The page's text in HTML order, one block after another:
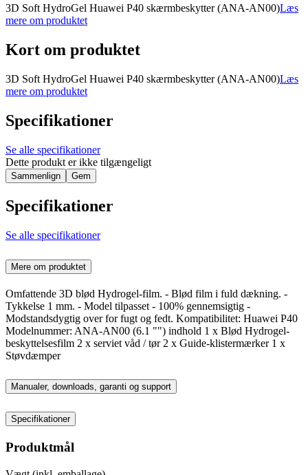
3D Soft HydroGel Huawei P40 skærmbeskytter (ANA-AN00)Læs
mere om produktet
Kort om produktet
3D Soft HydroGel Huawei P40 skærmbeskytter (ANA-AN00)Læs
mere om produktet
Specifikationer
Se alle specifikationer
Dette produkt er ikke tilgængeligt
Sammenlign Gem
Specifikationer
Se alle specifikationer
Mere om produktet
Omfattende 3D blød Hydrogel-film. - Blød film i fuld dækning. -
Tykkelse 1 mm. - Model tilpasset - 100% gennemsigtig -
Modstandsdygtig over for fugt og fedt. Kompatibilitet: Huawei P40
Modelnummer: ANA-AN00 (6.1 "") indhold 1 x Blød Hydrogel-
beskyttelsesfilm 2 x serviet våd / tør 2 x Guide-klistermærker 1 x
Støvdæmper
Manualer, downloads, garanti og support
Specifikationer
Produktmål